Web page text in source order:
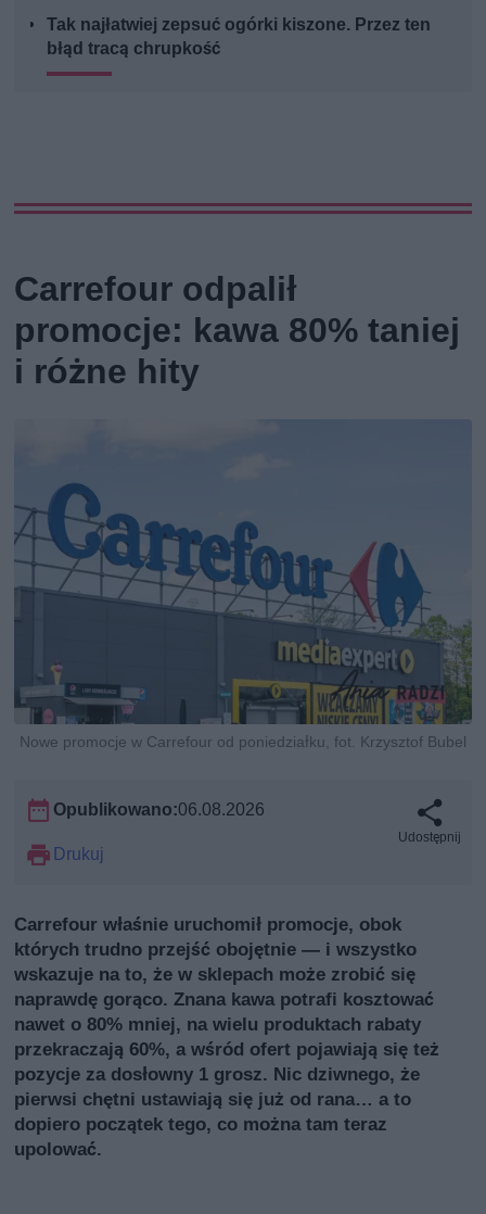
Tak najłatwiej zepsuć ogórki kiszone. Przez ten
błąd tracą chrupkość
Carrefour odpalił
promocje: kawa 80% taniej
i różne hity
Nowe promocje w Carrefour od poniedziałku, fot. Krzysztof Bubel
Opublikowano:06.08.2026
Drukuj
Udostępnij
Carrefour właśnie uruchomił promocje, obok
których trudno przejść obojętnie — i wszystko
wskazuje na to, że w sklepach może zrobić się
naprawdę gorąco. Znana kawa potrafi kosztować
nawet o 80% mniej, na wielu produktach rabaty
przekraczają 60%, a wśród ofert pojawiają się też
pozycje za dosłowny 1 grosz. Nic dziwnego, że
pierwsi chętni ustawiają się już od rana… a to
dopiero początek tego, co można tam teraz
upolować.